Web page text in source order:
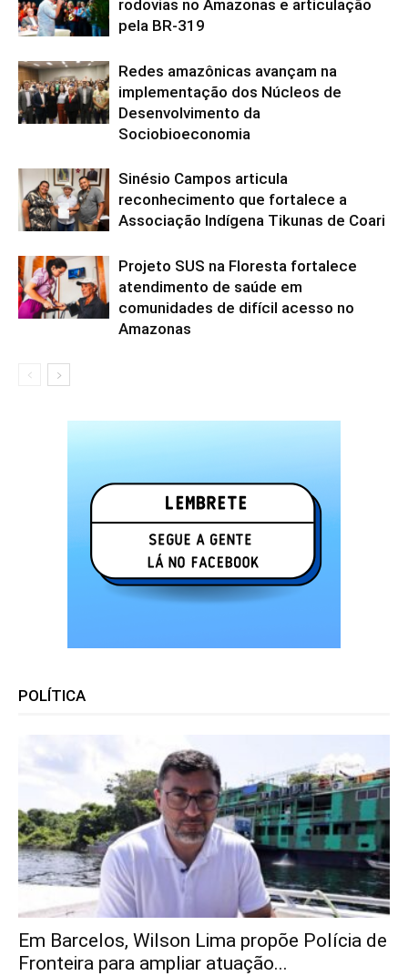
rodovias no Amazonas e articulação
pela BR-319
Redes amazônicas avançam na
implementação dos Núcleos de
Desenvolvimento da
Sociobioeconomia
Sinésio Campos articula
reconhecimento que fortalece a
Associação Indígena Tikunas de Coari
Projeto SUS na Floresta fortalece
atendimento de saúde em
comunidades de difícil acesso no
Amazonas
POLÍTICA
Em Barcelos, Wilson Lima propõe Polícia de
Fronteira para ampliar atuação...